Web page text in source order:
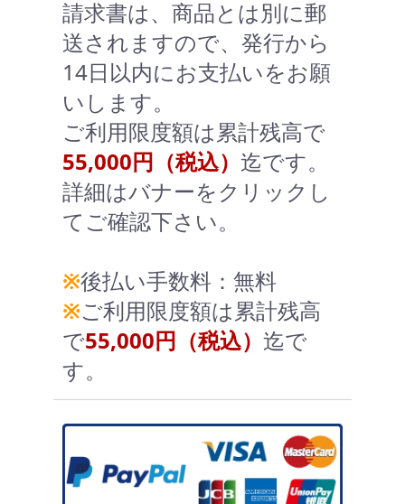
請求書は、商品とは別に郵
送されますので、発行から
14日以内にお支払いをお願
いします。
ご利用限度額は累計残高で
55,000円（税込） 迄です。
詳細はバナーをクリックし
てご確認下さい。
※後払い手数料：無料
※ご利用限度額は累計残高
で55,000円（税込） 迄で
す。